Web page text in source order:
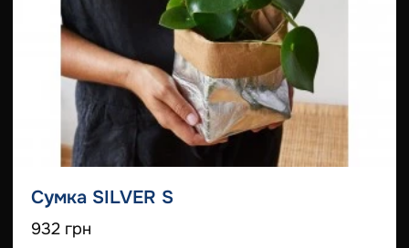
Сумка SILVER S
932 грн